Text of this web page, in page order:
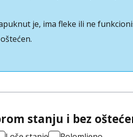
je, ima fleke ili ne
stanju i bez